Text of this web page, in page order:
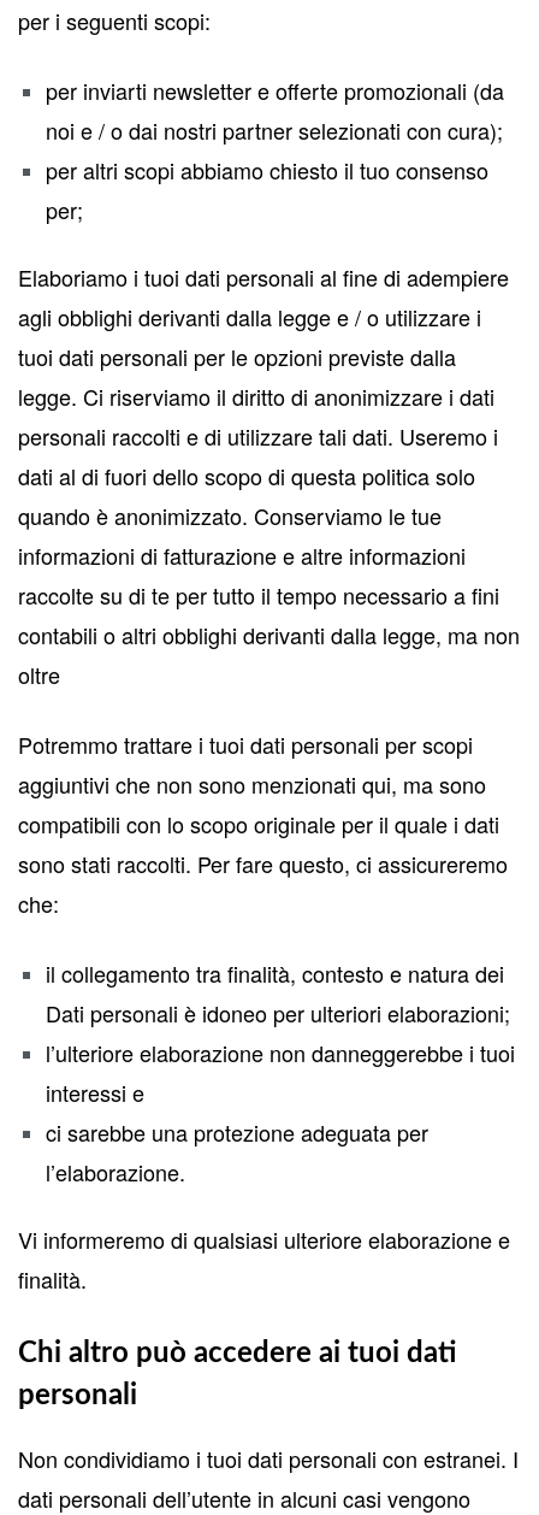
per i seguenti scopi:
per inviarti newsletter e offerte promozionali (da
noi e / o dai nostri partner selezionati con cura);
per altri scopi abbiamo chiesto il tuo consenso
per;
Elaboriamo i tuoi dati personali al fine di adempiere
agli obblighi derivanti dalla legge e / o utilizzare i
tuoi dati personali per le opzioni previste dalla
legge. Ci riserviamo il diritto di anonimizzare i dati
personali raccolti e di utilizzare tali dati. Useremo i
dati al di fuori dello scopo di questa politica solo
quando è anonimizzato. Conserviamo le tue
informazioni di fatturazione e altre informazioni
raccolte su di te per tutto il tempo necessario a fini
contabili o altri obblighi derivanti dalla legge, ma non
oltre
Potremmo trattare i tuoi dati personali per scopi
aggiuntivi che non sono menzionati qui, ma sono
compatibili con lo scopo originale per il quale i dati
sono stati raccolti. Per fare questo, ci assicureremo
che:
il collegamento tra finalità, contesto e natura dei
Dati personali è idoneo per ulteriori elaborazioni;
l’ulteriore elaborazione non danneggerebbe i tuoi
interessi e
ci sarebbe una protezione adeguata per
l’elaborazione.
Vi informeremo di qualsiasi ulteriore elaborazione e
finalità.
Chi altro può accedere ai tuoi dati
personali
Non condividiamo i tuoi dati personali con estranei. I
dati personali dell’utente in alcuni casi vengono